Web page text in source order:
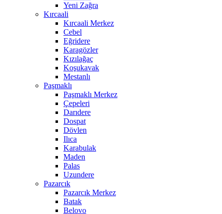
Yeni Zağra
Kırcaali
Kırcaali Merkez
Cebel
Eğridere
Karagözler
Kızılağaç
Koşukavak
Mestanlı
Paşmaklı
Paşmaklı Merkez
Çepeleri
Darıdere
Dospat
Dövlen
Ilıca
Karabulak
Maden
Palas
Uzundere
Pazarcık
Pazarcık Merkez
Batak
Belovo